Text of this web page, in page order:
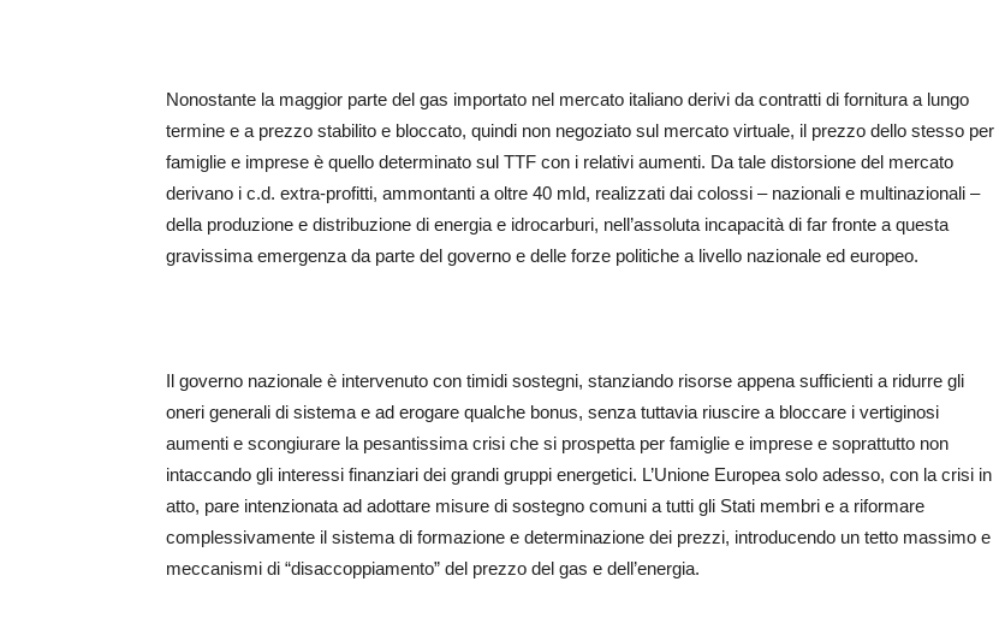
Nonostante la maggior parte del gas importato nel mercato italiano derivi da contratti di fornitura a lungo
termine e a prezzo stabilito e bloccato, quindi non negoziato sul mercato virtuale, il prezzo dello stesso per
famiglie e imprese è quello determinato sul TTF con i relativi aumenti. Da tale distorsione del mercato
derivano i c.d. extra-profitti, ammontanti a oltre 40 mld, realizzati dai colossi – nazionali e multinazionali –
della produzione e distribuzione di energia e idrocarburi, nell’assoluta incapacità di far fronte a questa
gravissima emergenza da parte del governo e delle forze politiche a livello nazionale ed europeo.
Il governo nazionale è intervenuto con timidi sostegni, stanziando risorse appena sufficienti a ridurre gli
oneri generali di sistema e ad erogare qualche bonus, senza tuttavia riuscire a bloccare i vertiginosi
aumenti e scongiurare la pesantissima crisi che si prospetta per famiglie e imprese e soprattutto non
intaccando gli interessi finanziari dei grandi gruppi energetici. L’Unione Europea solo adesso, con la crisi in
atto, pare intenzionata ad adottare misure di sostegno comuni a tutti gli Stati membri e a riformare
complessivamente il sistema di formazione e determinazione dei prezzi, introducendo un tetto massimo e
meccanismi di “disaccoppiamento” del prezzo del gas e dell’energia.